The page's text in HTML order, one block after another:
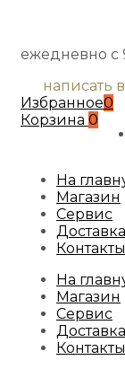
ежедневно с
написать
Избранное0
Корзина 0
На
Магазин
Сервис
Контакты
На
Магазин
Сервис
Контакты